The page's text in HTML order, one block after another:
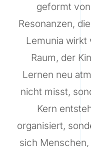
geformt
Resonanzen,
Lemunia wirkt
Raum, der
Lernen neu
nicht misst,
Kern
organisiert,
sich